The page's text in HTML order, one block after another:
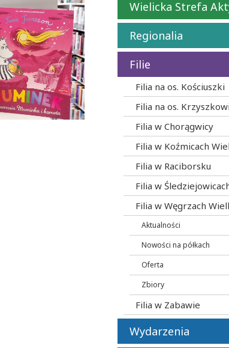
Wielicka Strefa
Regionalia
Filie
Filia na os. Kościuszki
Filia na os.
Filia w Chorągwicy
Filia w Koźmicach
Filia w Raciborsku
Filia w
Filia w Węgrzach
Aktualności
Nowości na półkach
Oferta
Zbiory
Filia w Zabawie
Wydarzenia